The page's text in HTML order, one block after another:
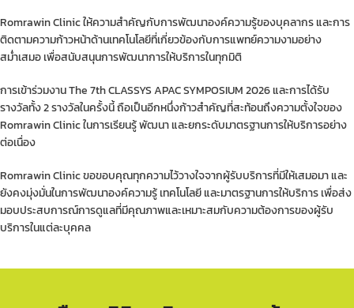
Romrawin Clinic ให้ความสำคัญกับการพัฒนาองค์ความรู้ของบุคลากร และการ
ติดตามความก้าวหน้าด้านเทคโนโลยีที่เกี่ยวข้องกับการแพทย์ความงามอย่าง
สม่ำเสมอ เพื่อสนับสนุนการพัฒนาการให้บริการในทุกมิติ
การเข้าร่วมงาน The 7th CLASSYS APAC SYMPOSIUM 2026 และการได้รับ
รางวัลทั้ง 2 รางวัลในครั้งนี้ ถือเป็นอีกหนึ่งก้าวสำคัญที่สะท้อนถึงความตั้งใจของ
Romrawin Clinic ในการเรียนรู้ พัฒนา และยกระดับมาตรฐานการให้บริการอย่าง
ต่อเนื่อง
Romrawin Clinic ขอขอบคุณทุกความไว้วางใจจากผู้รับบริการที่มีให้เสมอมา และ
ยังคงมุ่งมั่นในการพัฒนาองค์ความรู้ เทคโนโลยี และมาตรฐานการให้บริการ เพื่อส่ง
มอบประสบการณ์การดูแลที่มีคุณภาพและเหมาะสมกับความต้องการของผู้รับ
บริการในแต่ละบุคคล